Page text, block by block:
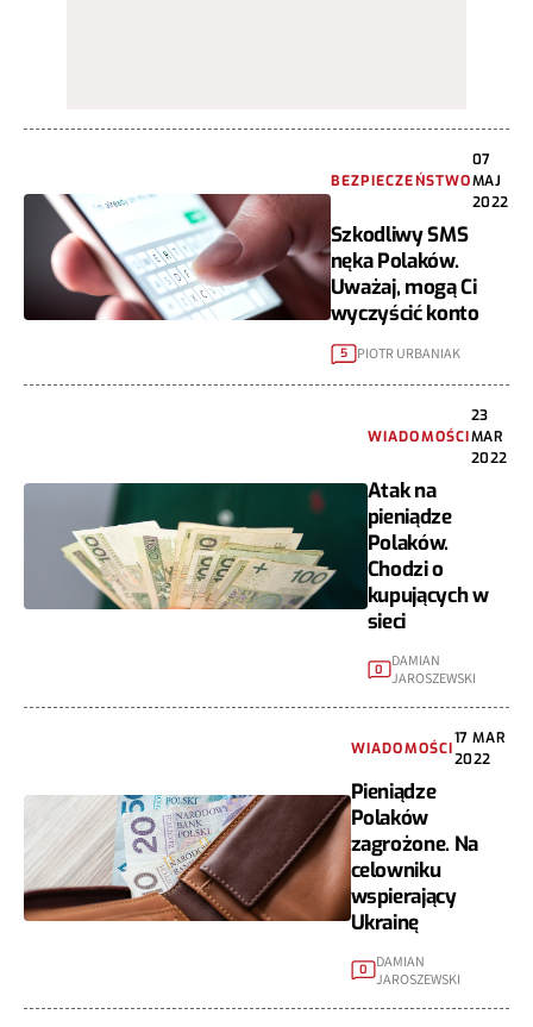
BEZPIECZEŃSTWO
07
MAJ
2022
Szkodliwy SMS
nęka Polaków.
Uważaj, mogą Ci
wyczyścić konto
5 PIOTR URBANIAK
WIADOMOŚCI
23
MAR
2022
Atak na
pieniądze
Polaków.
Chodzi o
kupujących w
sieci
0 DAMIAN
JAROSZEWSKI
WIADOMOŚCI
17 MAR
2022
Pieniądze
Polaków
zagrożone. Na
celowniku
wspierający
Ukrainę
0
DAMIAN
JAROSZEWSKI